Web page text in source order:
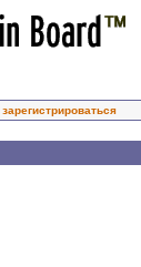
зарегистрироваться